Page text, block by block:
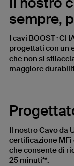
sempre,
I cavi
progettati con un
che non si
maggiore
Il nostro Cavo da
certificazione MFi
che consente di
25 minuti**.